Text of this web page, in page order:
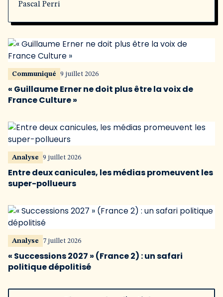
Pascal Perri
Communiqué 9 juillet 2026
« Guillaume Erner ne doit plus être la voix de
France Culture »
Analyse 9 juillet 2026
Entre deux canicules, les médias promeuvent les
super-pollueurs
Analyse 7 juillet 2026
« Successions 2027 » (France 2) : un safari
politique dépolitisé